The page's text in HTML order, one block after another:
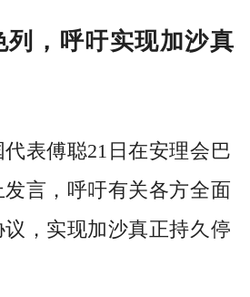
列，呼吁实现加沙真
表傅聪21日在安理会巴
言，呼吁有关各方全面
，实现加沙真正持久停